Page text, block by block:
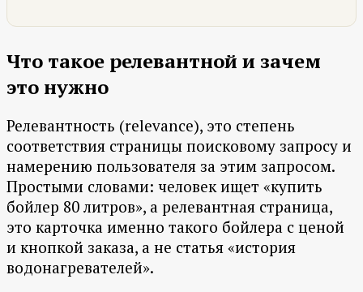
Что такое релевантной и зачем
это нужно
Релевантность (relevance), это степень
соответствия страницы поисковому запросу и
намерению пользователя за этим запросом.
Простыми словами: человек ищет «купить
бойлер 80 литров», а релевантная страница,
это карточка именно такого бойлера с ценой
и кнопкой заказа, а не статья «история
водонагревателей».